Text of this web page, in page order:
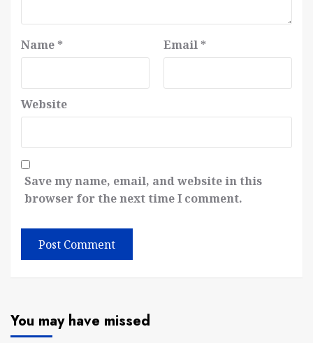
Name * Email *
Website
Save my name, email, and website in this
browser for the next time I comment.
You may have missed